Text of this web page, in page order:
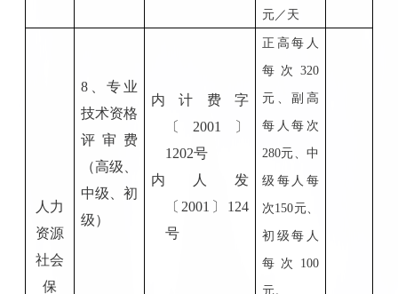
元／天
人力
资源
社会
保
8、专业
技术资格
评审费
（高级、
中级、初
级）
内计费字
〔 2001
〕
1202号
内人发
〔 2001 〕 124
号
正高每人
每次 320
元、副高
每人每次
280元、中
级每人每
次150元、
初级每人
每次100
元。